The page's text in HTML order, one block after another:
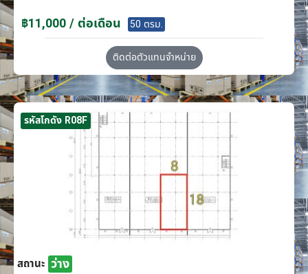
฿11,000 / ต่อเดือน 50 ตรม.
ติดต่อตัวแทนจำหน่าย
รหัสโกดัง R08F
สถานะ ว่าง